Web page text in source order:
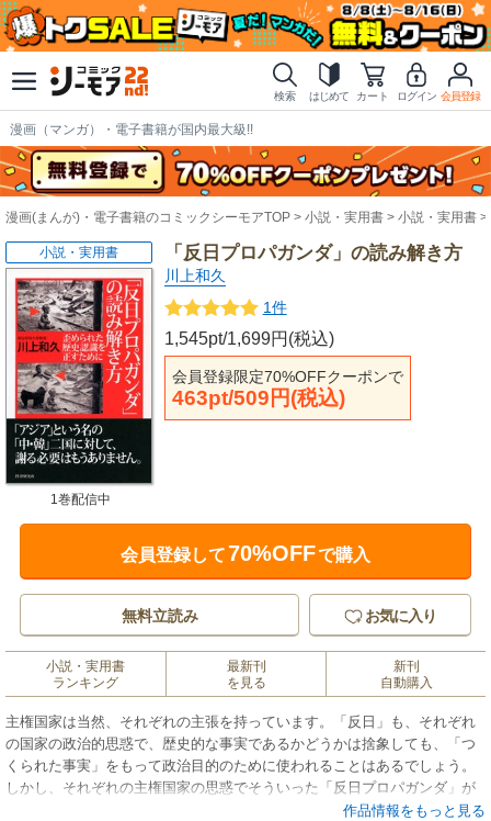
検索 はじめて カート ログイン 会員登録
漫画（マンガ）・電子書籍が国内最大級!!
漫画(まんが)・電子書籍のコミックシーモアTOP 小説・実用書 小説・実用書
「反日プロパガンダ」の読み解き方
川上和久
1件
1,545pt/1,699円(税込)
会員登録限定70%OFFクーポンで
463pt/509円(税込)
小説・実用書
1巻配信中
会員登録して70%OFFで購入
無料立読み お気に入り
小説・実用書
ランキング
最新刊
を見る
新刊
自動購入
主権国家は当然、それぞれの主張を持っています。「反日」も、それぞれ
の国家の政治的思惑で、歴史的な事実であるかどうかは捨象しても、「つ
くられた事実」をもって政治目的のために使われることはあるでしょう。
しかし、それぞれの主権国家の思惑でそういった「反日プロパガンダ」が
跳梁跋扈するのを煽り立てる国内メディアもあり、その根底には、戦前・
作品情報をもっと見る